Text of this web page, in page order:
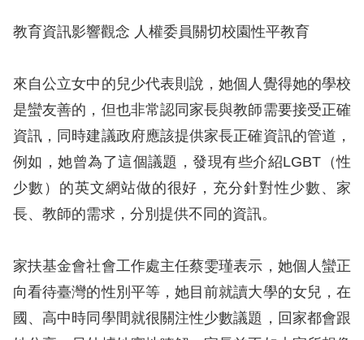
私
保
護
政
策
政
府
站
資
料
教育資訊影響觀念 人權委員關切校園性平教育
來自公立女中的兒少代表則說，她個人覺得她的學校
是蠻友善的，但也非常認同家長與教師需要接受正確
資訊，同時建議政府應該提供家長正確資訊的管道，
例如，她曾為了這個議題，發現有些介紹LGBT（性
少數）的英文網站做的很好，充分針對性少數、家
長、教師的需求，分別提供不同的資訊。
家扶基金會社會工作處主任蔡雯瑾表示，她個人蠻正
向看待臺灣的性別平等，她目前就讀大學的女兒，在
國、高中時同學間就很關注性少數議題，回家都會跟